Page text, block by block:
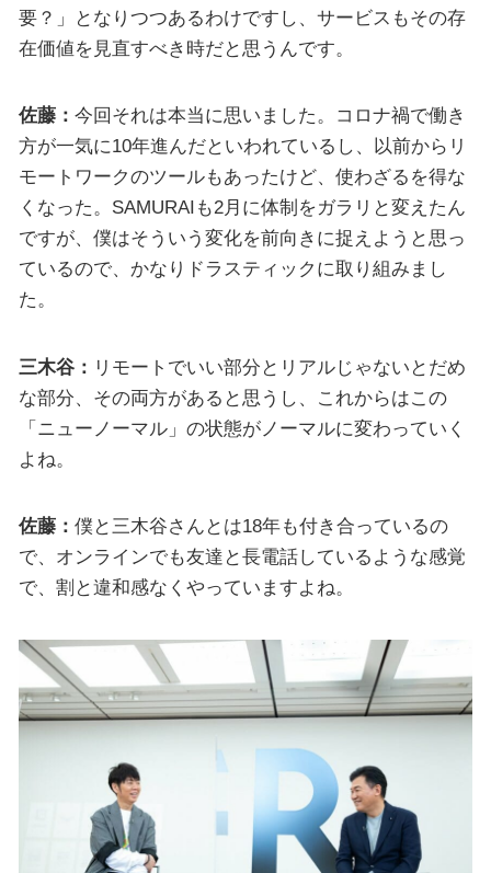
要？」となりつつあるわけですし、サービスもその存
在価値を見直すべき時だと思うんです。
佐藤： 今回それは本当に思いました。コロナ禍で働き
方が一気に10年進んだといわれているし、以前からリ
モートワークのツールもあったけど、使わざるを得な
くなった。SAMURAIも2月に体制をガラリと変えたん
ですが、僕はそういう変化を前向きに捉えようと思っ
ているので、かなりドラスティックに取り組みまし
た。
三木谷： リモートでいい部分とリアルじゃないとだめ
な部分、その両方があると思うし、これからはこの
「ニューノーマル」の状態がノーマルに変わっていく
よね。
佐藤： 僕と三木谷さんとは18年も付き合っているの
で、オンラインでも友達と長電話しているような感覚
で、割と違和感なくやっていますよね。